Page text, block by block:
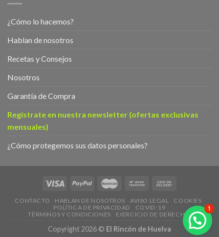
¿Cómo lo hacemos?
Hablan de nosotros
Recetas y Consejos
Nosotros
Garantía de Compra
Regístrate en nuestra newsletter (ofertas exclusivas
mensuales)
¿Cómo protegemos sus datos personales?
CONTACTO HABLAN DE NOSOTROS AVISO LEGAL
COOKIES
POLÍTICA DE PRIVACIDAD
COVID-19
TÉRMINOS Y CONDICIONES
EJERCICIO DE DERECHOS
Copyright 2026 © El Rincón de Huelva
1